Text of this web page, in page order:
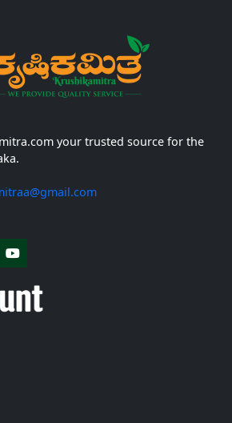
your trusted source for the